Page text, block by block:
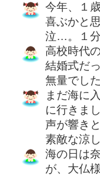
今年、１
喜ぶかと
泣…。１
高校時代
結婚式だ
無量でし
まだ海に
に行きま
声が響き
素敵な涼
海の日は
が、大仏